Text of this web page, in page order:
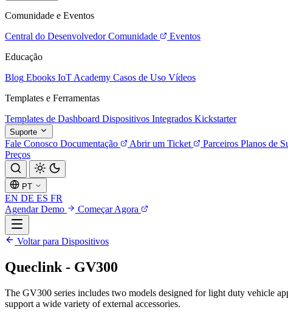
Comunidade e Eventos
Central do Desenvolvedor Comunidade
Eventos
Educação
Blog Ebooks IoT Academy Casos de Uso Vídeos
Templates e Ferramentas
Templates de Dashboard Dispositivos Integrados Kickstarter
Suporte
Fale Conosco Documentação Abrir um Ticket Parceiros Planos de
Preços
PT
EN DE ES FR
Agendar Demo
Começar Agora
Voltar para Dispositivos
Queclink - GV300
The GV300 series includes two models designed for light duty vehicle
support a wide variety of external accessories.